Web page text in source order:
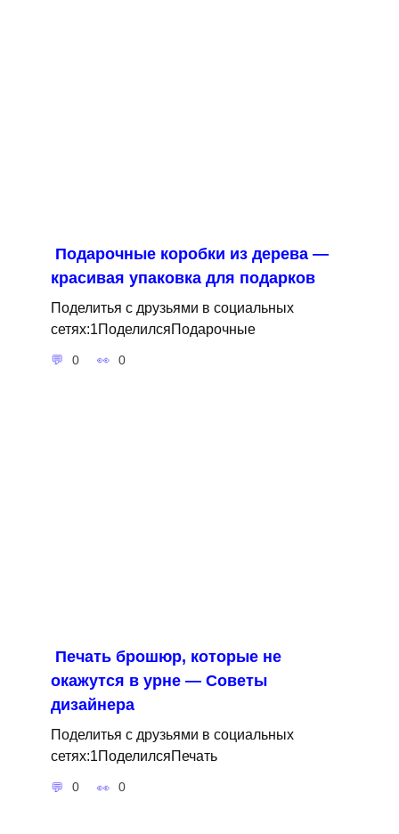
Подарочные коробки из дерева —
красивая упаковка для подарков
Поделитья с друзьями в социальных
сетях:1ПоделилсяПодарочные
0 0
Печать брошюр, которые не
окажутся в урне — Советы
дизайнера
Поделитья с друзьями в социальных
сетях:1ПоделилсяПечать
0 0